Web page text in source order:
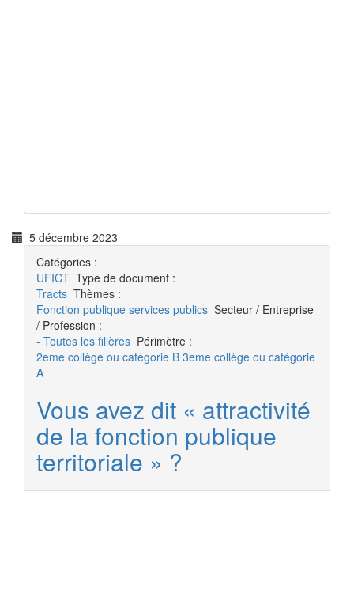
5 décembre 2023
Catégories :
UFICT Type de document :
Tracts Thèmes :
Fonction publique services publics Secteur / Entreprise
/ Profession :
- Toutes les filières Périmètre :
2eme collège ou catégorie B 3eme collège ou catégorie
A
Vous avez dit « attractivité
de la fonction publique
territoriale » ?